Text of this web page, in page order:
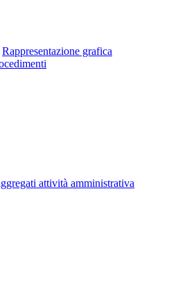
Rappresentazione grafica
attività amministrativa